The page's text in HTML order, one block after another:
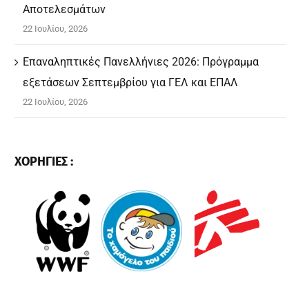
Αποτελεσμάτων
22 Ιουλίου, 2026
Επαναληπτικές Πανελλήνιες 2026: Πρόγραμμα
εξετάσεων Σεπτεμβρίου για ΓΕΛ και ΕΠΑΛ
22 Ιουλίου, 2026
ΧΟΡΗΓΙΕΣ :